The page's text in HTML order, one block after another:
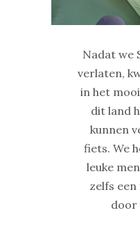
Nadat we
verlaten,
in het
dit land
kunnen
fiets. We
leuke
zelfs
door